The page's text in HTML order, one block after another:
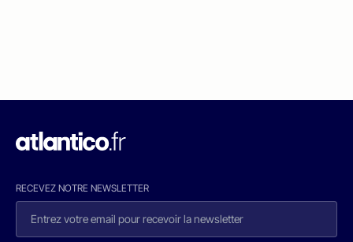
RECEVEZ NOTRE NEWSLETTER